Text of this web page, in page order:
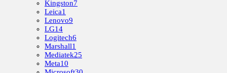
Kingston7
Leica1
Lenovo9
LG14
Logitech6
Marshall1
Mediatek25
Meta10